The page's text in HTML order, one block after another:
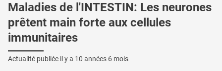
Maladies de l'INTESTIN: Les neurones
prêtent main forte aux cellules
immunitaires
Actualité publiée il y a 10 années 6 mois